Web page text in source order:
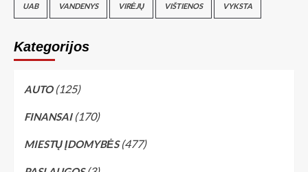
UAB VANDENYS VIRĖJŲ VIŠTIENOS VYKSTA
Kategorijos
AUTO(125)
FINANSAI(170)
MIESTŲ ĮDOMYBĖS(477)